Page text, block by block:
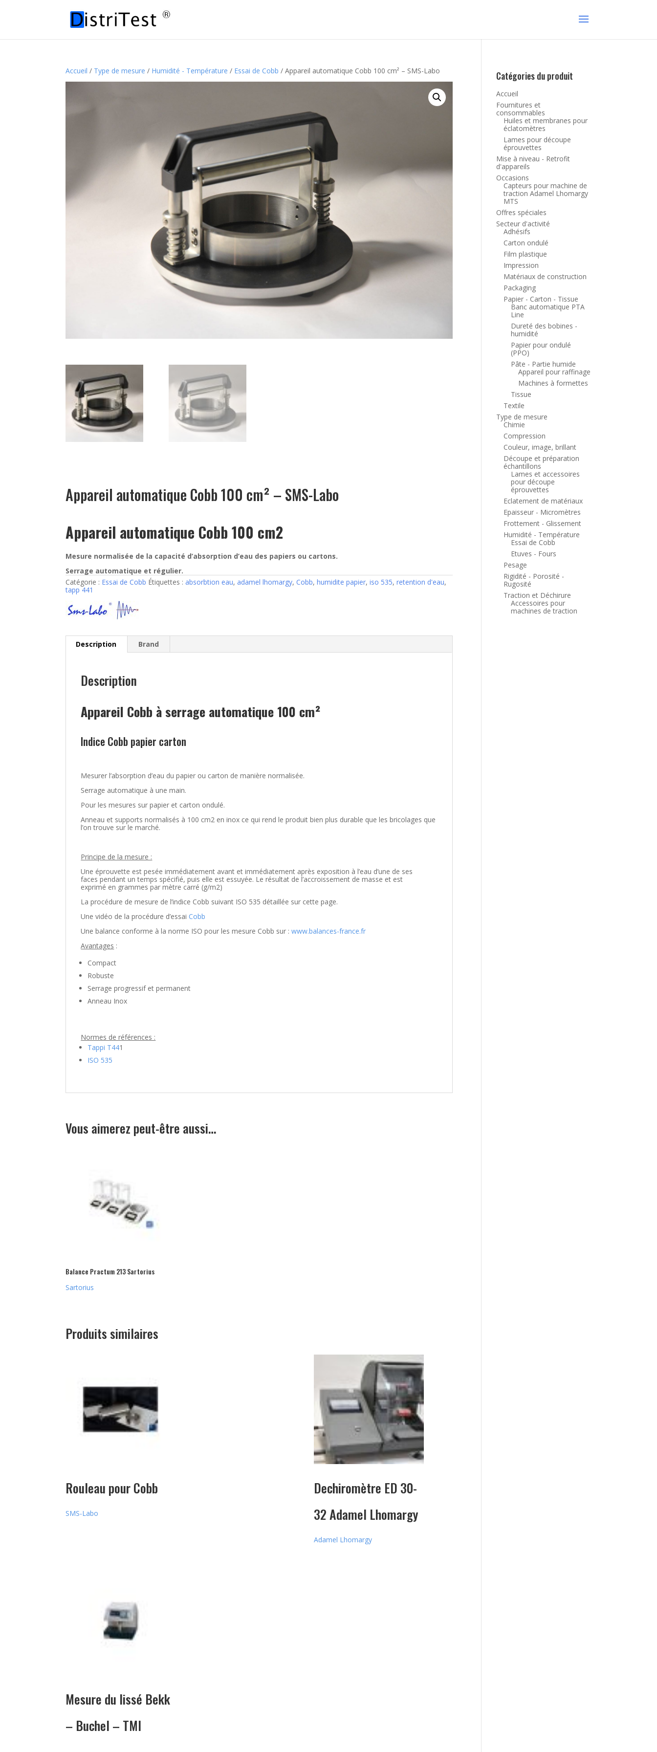
Accueil / Type de mesure / Humidité - Température / Essai de Cobb / Appareil automatique Cobb 100 cm² – SMS-Labo
Appareil automatique Cobb 100 cm² – SMS-Labo
Appareil automatique Cobb 100 cm2
Mesure normalisée de la capacité d’absorption d’eau des papiers ou cartons.
Serrage automatique et régulier.
Catégorie : Essai de Cobb Étiquettes :absorbtion eau,adamel lhomargy,Cobb,humidite papier,iso 535,retention d'eau,
tapp 441
Description Brand
Description
Appareil Cobb à serrage automatique 100 cm²
Indice Cobb papier carton
Mesurer l’absorption d’eau du papier ou carton de manière normalisée.
Serrage automatique à une main.
Pour les mesures sur papier et carton ondulé.
Anneau et supports normalisés à 100 cm2 en inox ce qui rend le produit bien plus durable que les bricolages que
l’on trouve sur le marché.
Principe de la mesure :
Une éprouvette est pesée immédiatement avant et immédiatement après exposition à l’eau d’une de ses
faces pendant un temps spécifié, puis elle est essuyée. Le résultat de l’accroissement de masse et est
exprimé en grammes par mètre carré (g/m2)
La procédure de mesure de l’indice Cobb suivant ISO 535 détaillée sur cette page.
Une vidéo de la procédure d’essaiCobb
Une balance conforme à la norme ISO pour les mesure Cobb sur :www.balances-france.fr
Avantages :
Compact
Robuste
Serrage progressif et permanent
Anneau Inox
Normes de références :
Tappi T441
ISO 535
Vous aimerez peut-être aussi…
Balance Practum 213 Sartorius
Sartorius
Produits similaires
Rouleau pour Cobb
SMS-Labo
Dechiromètre ED 30-
32 Adamel Lhomargy
Adamel Lhomargy
Mesure du lissé Bekk
– Buchel – TMI
Catégories du produit
Accueil
Fournitures et
consommables
Huiles et membranes pour
éclatomètres
Lames pour découpe
éprouvettes
Mise à niveau - Retrofit
d'appareils
Occasions
Capteurs pour machine de
traction Adamel Lhomargy
MTS
Offres spéciales
Secteur d'activité
Adhésifs
Carton ondulé
Film plastique
Impression
Matériaux de construction
Packaging
Papier - Carton - Tissue
Banc automatique PTA
Line
Dureté des bobines -
humidité
Papier pour ondulé
(PPO)
Pâte - Partie humide
Appareil pour raffinage
Machines à formettes
Tissue
Textile
Type de mesure
Chimie
Compression
Couleur, image, brillant
Découpe et préparation
échantillons
Lames et accessoires
pour découpe
éprouvettes
Eclatement de matériaux
Epaisseur - Micromètres
Frottement - Glissement
Humidité - Température
Essai de Cobb
Etuves - Fours
Pesage
Rigidité - Porosité -
Rugosité
Traction et Déchirure
Accessoires pour
machines de traction